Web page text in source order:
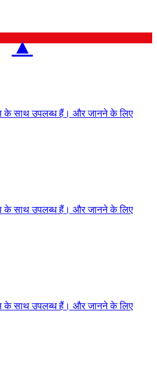
▲
के साथ उपलब्ध हैं। और जानने के लिए
के साथ उपलब्ध हैं। और जानने के लिए
के साथ उपलब्ध हैं। और जानने के लिए